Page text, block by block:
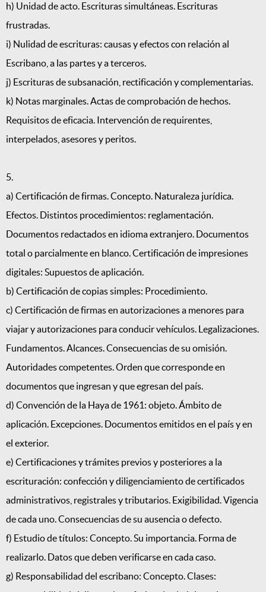
h) Unidad de acto. Escrituras simultáneas. Escrituras
frustradas.
i) Nulidad de escrituras: causas y efectos con relación al
Escribano, a las partes y a terceros.
j) Escrituras de subsanación, rectificación y complementarias.
k) Notas marginales. Actas de comprobación de hechos.
Requisitos de eficacia. Intervención de requirentes,
interpelados, asesores y peritos.
5.
a) Certificación de firmas. Concepto. Naturaleza jurídica.
Efectos. Distintos procedimientos: reglamentación.
Documentos redactados en idioma extranjero. Documentos
total o parcialmente en blanco. Certificación de impresiones
digitales: Supuestos de aplicación.
b) Certificación de copias simples: Procedimiento.
c) Certificación de firmas en autorizaciones a menores para
viajar y autorizaciones para conducir vehículos. Legalizaciones.
Fundamentos. Alcances. Consecuencias de su omisión.
Autoridades competentes. Orden que corresponde en
documentos que ingresan y que egresan del país.
d) Convención de la Haya de 1961: objeto. Ámbito de
aplicación. Excepciones. Documentos emitidos en el país y en
el exterior.
e) Certificaciones y trámites previos y posteriores a la
escrituración: confección y diligenciamiento de certificados
administrativos, registrales y tributarios. Exigibilidad. Vigencia
de cada uno. Consecuencias de su ausencia o defecto.
f) Estudio de títulos: Concepto. Su importancia. Forma de
realizarlo. Datos que deben verificarse en cada caso.
g) Responsabilidad del escribano: Concepto. Clases: